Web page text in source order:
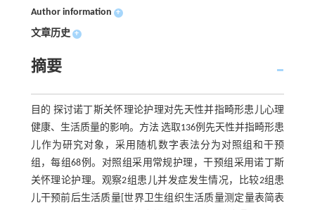
Author information +
文章历史 +
摘要
目的 探讨诺丁斯关怀理论护理对先天性并指畸形患儿心理
健康、生活质量的影响。方法 选取136例先天性并指畸形患
儿作为研究对象，采用随机数字表法分为对照组和干预
组，每组68例。对照组采用常规护理，干预组采用诺丁斯
关怀理论护理。观察2组患儿并发症发生情况，比较2组患
儿干预前后生活质量[世界卫生组织生活质量测定量表简表